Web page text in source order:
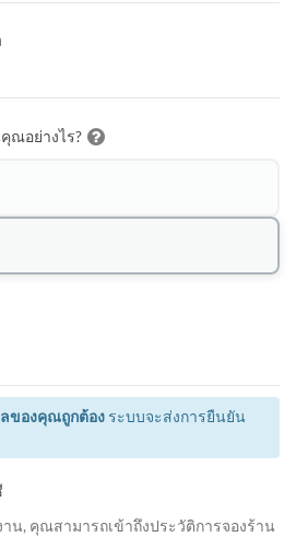
ณอย่างไร?
ของคุณถูกต้อง ระบบจะส่งการยืนยัน
าน, คุณสามารถเข้าถึงประวัติการจองร้าน